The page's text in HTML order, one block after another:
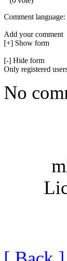
Comment language:
Add your comment
[+] Show form
[-] Hide form
Only registered
No